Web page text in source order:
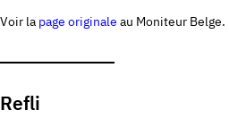
Voir la page originale au Moniteur Belge.
Refli